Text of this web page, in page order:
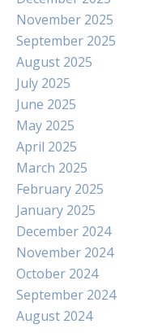
November 2025
September 2025
August 2025
July 2025
June 2025
May 2025
April 2025
March 2025
February 2025
January 2025
December 2024
November 2024
October 2024
September 2024
August 2024